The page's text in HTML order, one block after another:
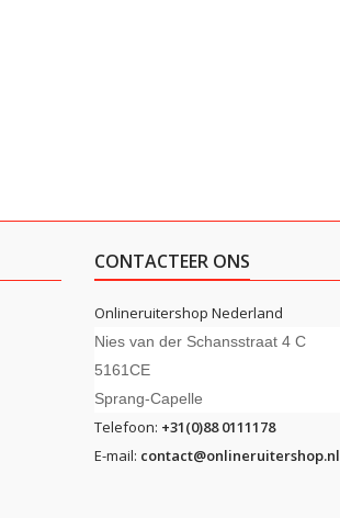
CONTACTEER ONS
Onlineruitershop Nederland
Nies van der Schansstraat 4 C
5161CE
Sprang-Capelle
Telefoon: +31(0)88 0111178
E-mail: contact@onlineruitershop.nl